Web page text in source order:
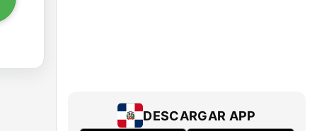
DESCARGAR APP